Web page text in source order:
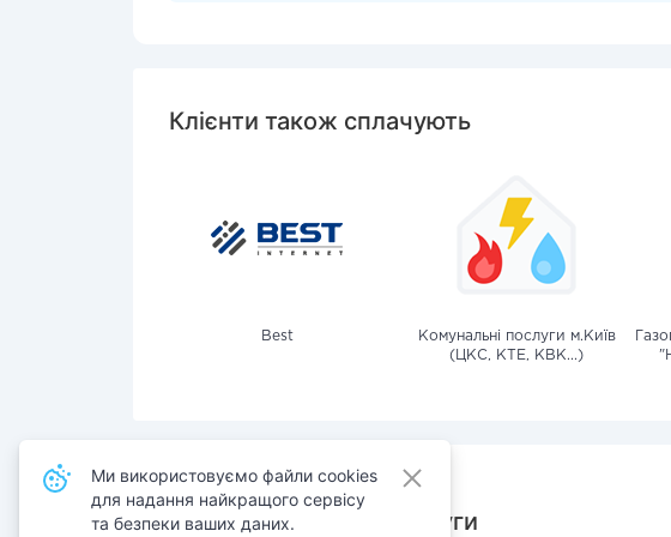
Клієнти також сплачують
Best
Комунальні послуги м.Київ
(ЦКС, КТЕ, КВК...)
Також сплачують послуги
Ми використовуємо файли cookies
для надання найкращого сервісу
та безпеки ваших даних.